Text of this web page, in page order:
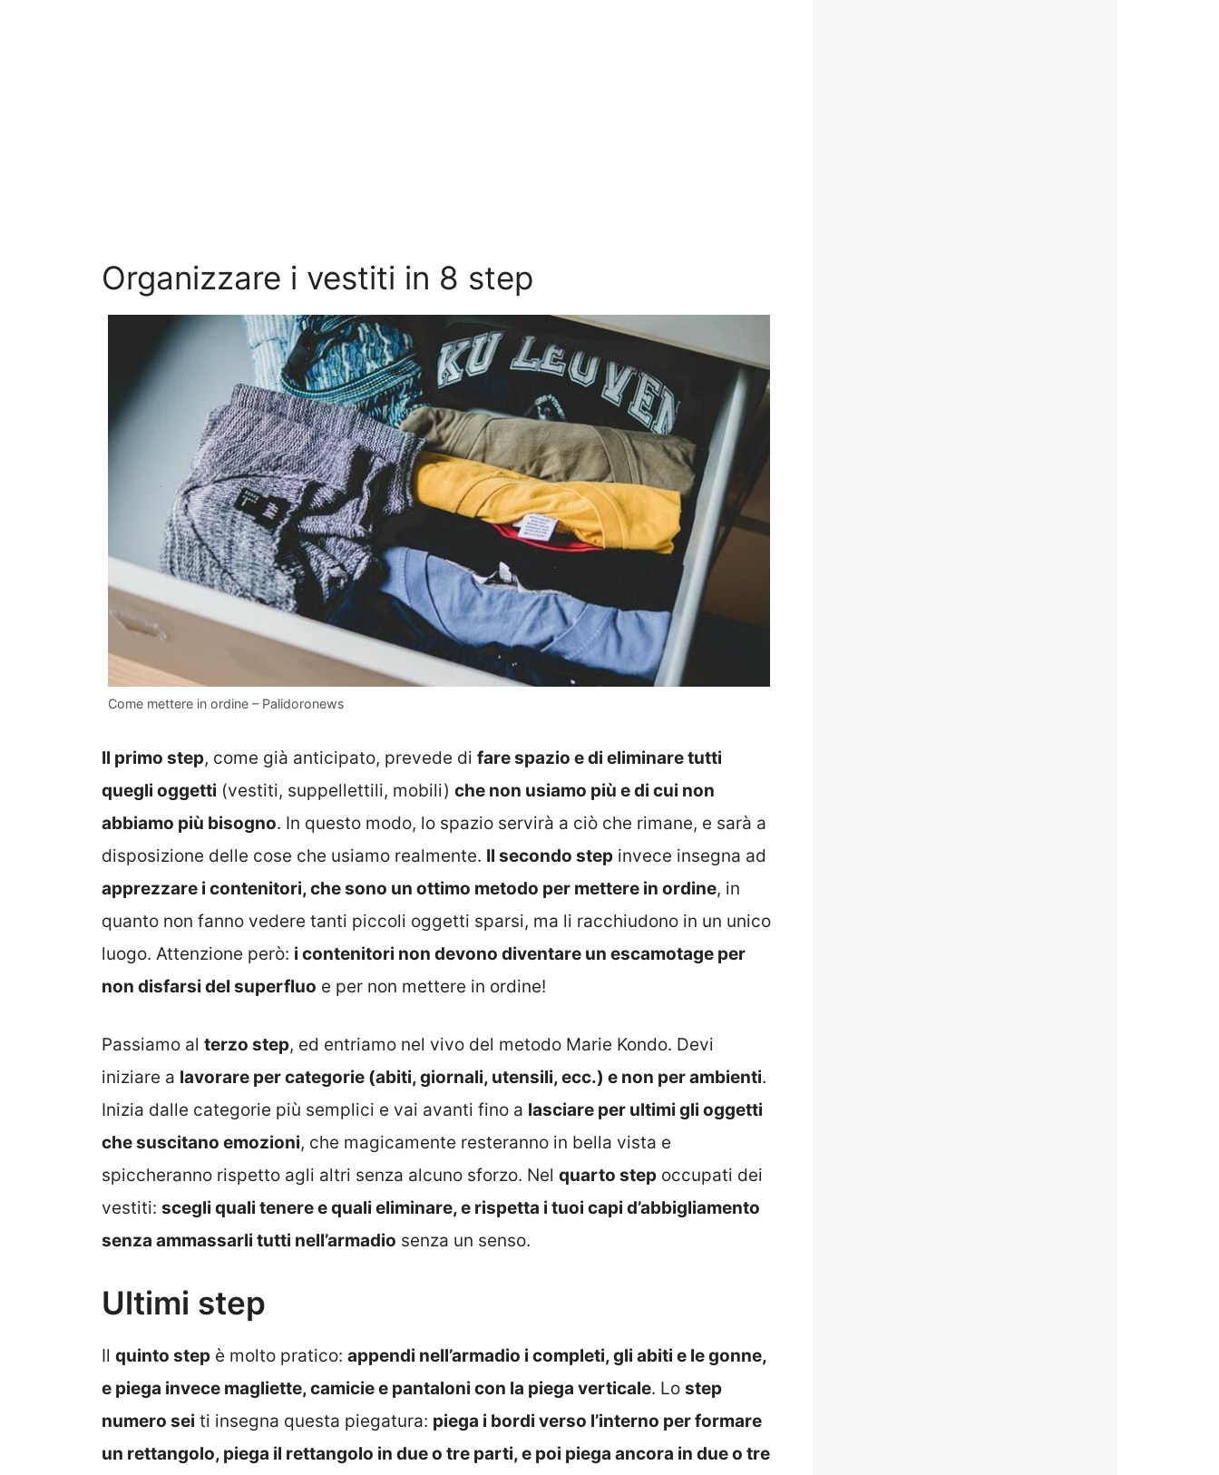
Organizzare i vestiti in 8 step
Come mettere in ordine – Palidoronews
Il primo step, come già anticipato, prevede di fare spazio e di eliminare tutti
quegli oggetti (vestiti, suppellettili, mobili) che non usiamo più e di cui non
abbiamo più bisogno. In questo modo, lo spazio servirà a ciò che rimane, e sarà a
disposizione delle cose che usiamo realmente. Il secondo step invece insegna ad
apprezzare i contenitori, che sono un ottimo metodo per mettere in ordine, in
quanto non fanno vedere tanti piccoli oggetti sparsi, ma li racchiudono in un unico
luogo. Attenzione però: i contenitori non devono diventare un escamotage per
non disfarsi del superfluo e per non mettere in ordine!
Passiamo al terzo step, ed entriamo nel vivo del metodo Marie Kondo. Devi
iniziare a lavorare per categorie (abiti, giornali, utensili, ecc.) e non per ambienti.
Inizia dalle categorie più semplici e vai avanti fino a lasciare per ultimi gli oggetti
che suscitano emozioni, che magicamente resteranno in bella vista e
spiccheranno rispetto agli altri senza alcuno sforzo. Nel quarto step occupati dei
vestiti: scegli quali tenere e quali eliminare, e rispetta i tuoi capi d’abbigliamento
senza ammassarli tutti nell’armadio senza un senso.
Ultimi step
Il quinto step è molto pratico: appendi nell’armadio i completi, gli abiti e le gonne,
e piega invece magliette, camicie e pantaloni con la piega verticale. Lo step
numero sei ti insegna questa piegatura: piega i bordi verso l’interno per formare
un rettangolo, piega il rettangolo in due o tre parti, e poi piega ancora in due o tre